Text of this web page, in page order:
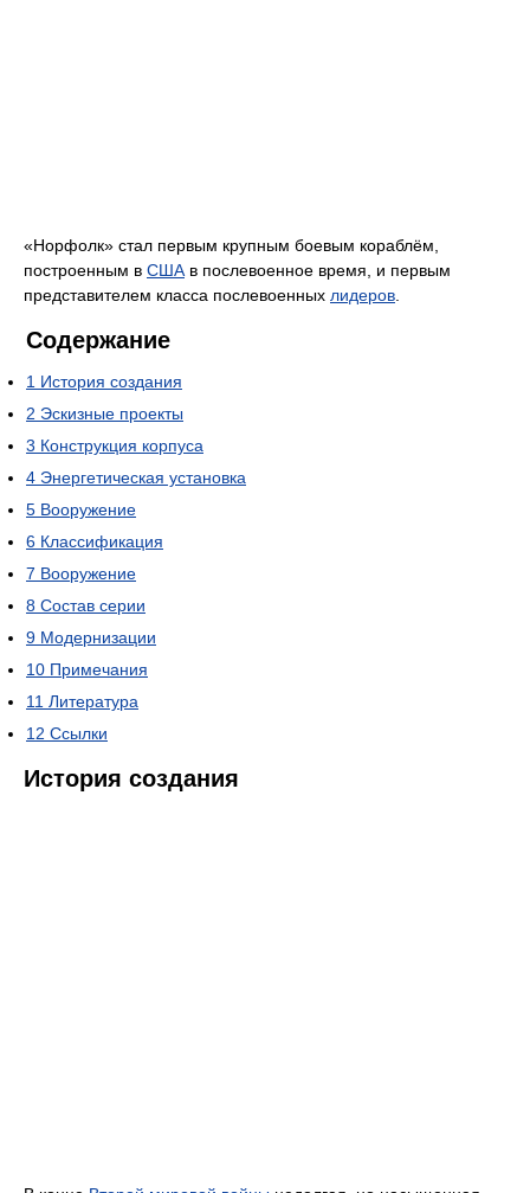
«Норфолк» стал первым крупным боевым кораблём,
построенным в США в послевоенное время, и первым
представителем класса послевоенных лидеров
Содержание
1 История создания
2 Эскизные проекты
3 Конструкция корпуса
4 Энергетическая установка
5 Вооружение
6 Классификация
7 Вооружение
8 Состав серии
9 Модернизации
10 Примечания
11 Литература
12 Ссылки
История создания